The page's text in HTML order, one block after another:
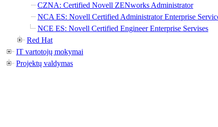
CZNA: Certified Novell ZENworks Administrator
NCA ES: Novell Certified Administrator Enterprise
NCE ES: Novell Certified Engineer Enterprise Servises
Red Hat
IT vartotojų mokymai
Projektų valdymas